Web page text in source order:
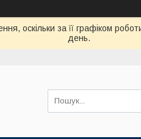
оскільки за її графіком
день.